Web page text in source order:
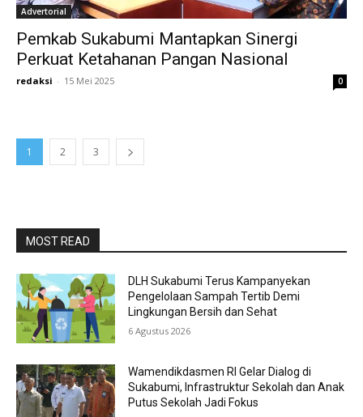
Advertorial
Pemkab Sukabumi Mantapkan Sinergi
Perkuat Ketahanan Pangan Nasional
redaksi - 15 Mei 2025 0
1 2 3
MOST READ
DLH Sukabumi Terus Kampanyekan
Pengelolaan Sampah Tertib Demi
Lingkungan Bersih dan Sehat
6 Agustus 2026
Wamendikdasmen RI Gelar Dialog di
Sukabumi, Infrastruktur Sekolah dan Anak
Putus Sekolah Jadi Fokus